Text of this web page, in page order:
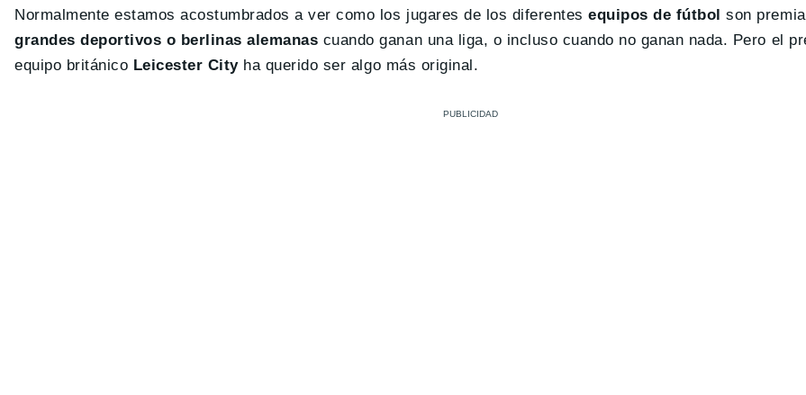
Normalmente estamos acostumbrados a ver como los jugares de los diferentesequipos de fútbol son
grandes deportivos o berlinas alemanas cuando ganan una liga, o incluso cuando no ganan nada. Pero el
equipo británico Leicester Cityha querido ser algo más original.